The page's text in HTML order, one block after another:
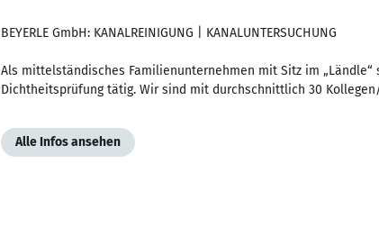
BEYERLE GmbH: KANALREINIGUNG | KANALUNTERSUCHUNG
Als mittelständisches Familienunternehmen mit Sitz im
Dichtheitsprüfung tätig. Wir sind mit durchschnittlich 30
Alle Infos ansehen